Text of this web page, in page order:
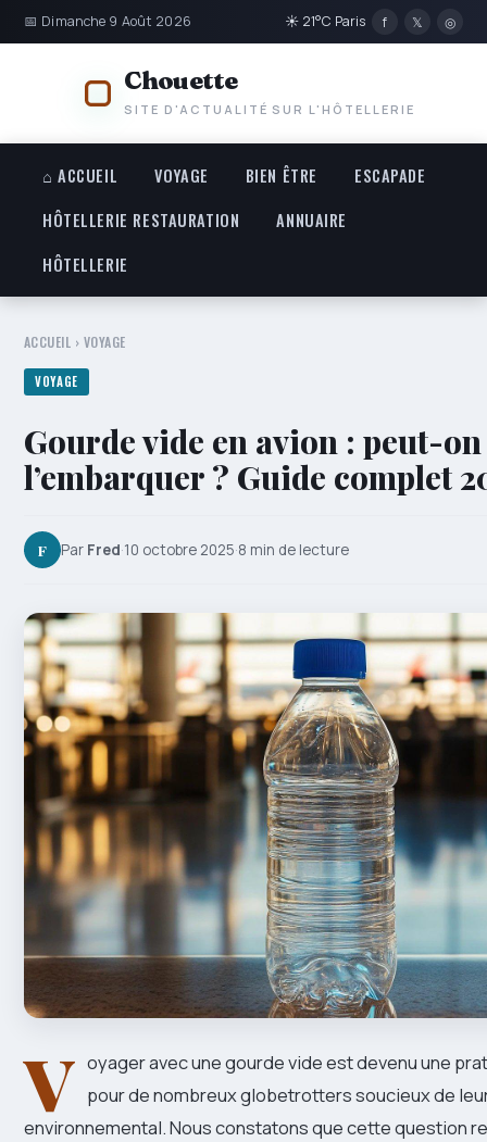
📅 Dimanche 9 Août 2026 ☀ 21°C Paris f 𝕏 ◎
Chouette
SITE D'ACTUALITÉ SUR L'HÔTELLERIE
⌂ ACCUEIL VOYAGE BIEN ÊTRE
ESCAPADE
HÔTELLERIE RESTAURATION
ANNUAIRE
HÔTELLERIE
ACCUEIL › VOYAGE
VOYAGE
Gourde vide en avion : peut-on
l’embarquer ? Guide complet
F Par Fred·10 octobre 2025·8 min de lecture
V oyager avec une gourde vide est devenu une
pour de nombreux globetrotters soucieux de
environnemental. Nous constatons que cette question